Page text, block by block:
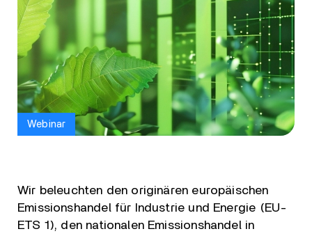
Webinar
Wir beleuchten den originären europäischen
Emissionshandel für Industrie und Energie (EU-
ETS 1), den nationalen Emissionshandel in